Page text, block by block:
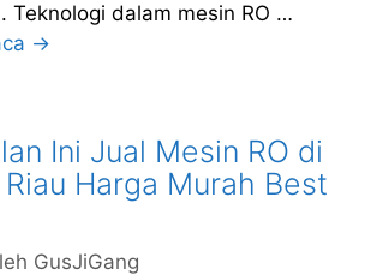
Teknologi dalam mesin RO …
→
Ini Jual Mesin RO di
Harga Murah Best
GusJiGang